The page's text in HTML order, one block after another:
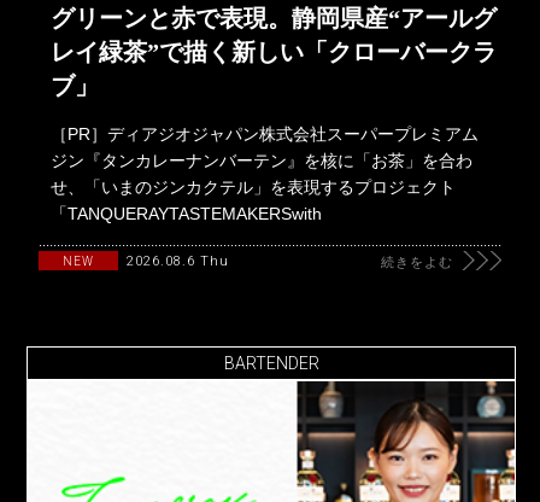
グリーンと赤で表現。静岡県産“アールグ
レイ緑茶”で描く新しい「クローバークラ
ブ」
［PR］ディアジオジャパン株式会社スーパープレミアム
ジン『タンカレーナンバーテン』を核に「お茶」を合わ
せ、「いまのジンカクテル」を表現するプロジェクト
「TANQUERAYTASTEMAKERSwith
NEW 2026.08.6 Thu 続きをよむ
BARTENDER